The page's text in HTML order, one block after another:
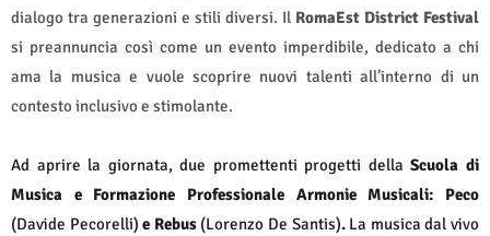
dialogo tra generazioni e stili diversi. Il RomaEst District Festival
si preannuncia così come un evento imperdibile, dedicato a chi
ama la musica e vuole scoprire nuovi talenti all’interno di un
contesto inclusivo e stimolante.
Ad aprire la giornata, due promettenti progetti della Scuola di
Musica e Formazione Professionale Armonie Musicali: Peco
(Davide Pecorelli)e Rebus(Lorenzo De Santis).La musica dal vivo